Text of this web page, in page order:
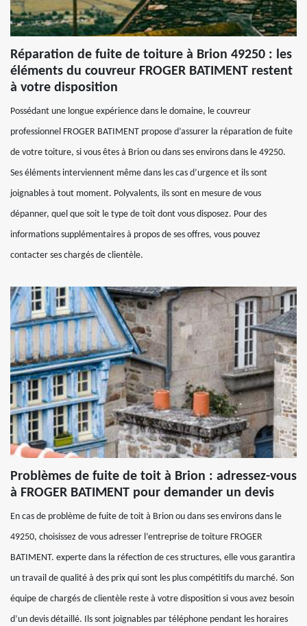
Réparation de fuite de toiture à Brion 49250 : les
éléments du couvreur FROGER BATIMENT restent
à votre disposition
Possédant une longue expérience dans le domaine, le couvreur
professionnel FROGER BATIMENT propose d’assurer la réparation de fuite
de votre toiture, si vous êtes à Brion ou dans ses environs dans le 49250.
Ses éléments interviennent même dans les cas d’urgence et ils sont
joignables à tout moment. Polyvalents, ils sont en mesure de vous
dépanner, quel que soit le type de toit dont vous disposez. Pour des
informations supplémentaires à propos de ses offres, vous pouvez
contacter ses chargés de clientèle.
Problèmes de fuite de toit à Brion : adressez-vous
à FROGER BATIMENT pour demander un devis
En cas de problème de fuite de toit à Brion ou dans ses environs dans le
49250, choisissez de vous adresser l’entreprise de toiture FROGER
BATIMENT. experte dans la réfection de ces structures, elle vous garantira
un travail de qualité à des prix qui sont les plus compétitifs du marché. Son
équipe de chargés de clientèle reste à votre disposition si vous avez besoin
d’un devis détaillé. Ils sont joignables par téléphone pendant les horaires